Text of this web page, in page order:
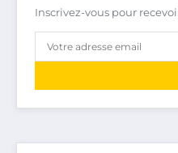
Inscrivez-vous pour